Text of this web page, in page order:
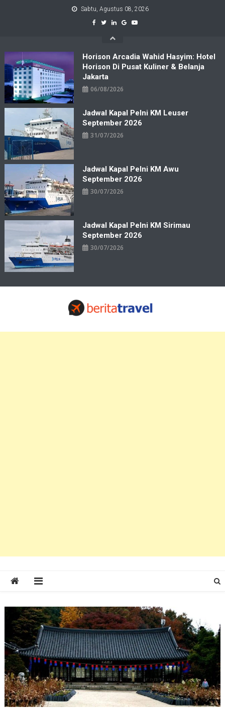
Sabtu, Agustus 08, 2026
Horison Arcadia Wahid Hasyim: Hotel
Horison Di Pusat Kuliner & Belanja
Jakarta
06/08/2026
Jadwal Kapal Pelni KM Leuser
September 2026
31/07/2026
Jadwal Kapal Pelni KM Awu
September 2026
30/07/2026
Jadwal Kapal Pelni KM Sirimau
September 2026
30/07/2026
Travelbiz